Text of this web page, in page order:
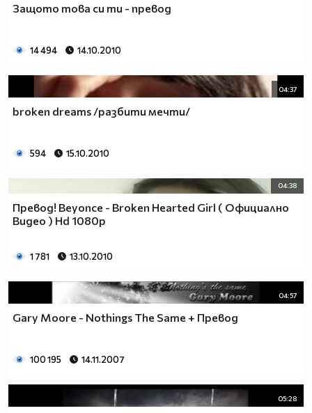
Защото това си ти - превод
14 494 14.10.2010
04:37
broken dreams /разбити мечти/
594 15.10.2010
04:38
Превод! Beyonce - Broken Hearted Girl ( Официално
Видео ) Hd 1080p
1 781 13.10.2010
04:57
Gary Moore - Nothings The Same + Превод
100 195 14.11.2007
05:28